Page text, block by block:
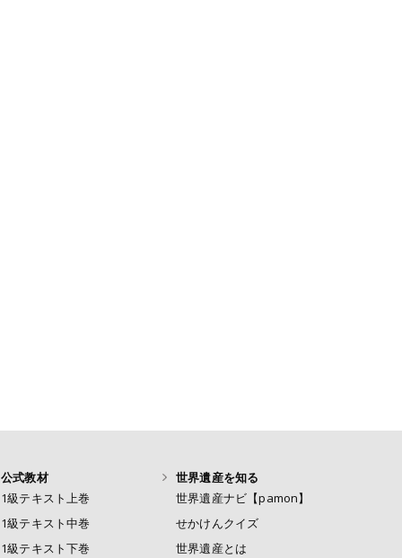
公式教材
1級テキスト上巻
1級テキスト中巻
1級テキスト下巻
世界遺産を知る
世界遺産ナビ【pamon】
せかけんクイズ
世界遺産とは